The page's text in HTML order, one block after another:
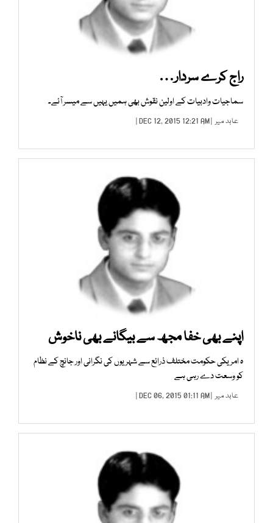
راج کرے سردار…
سماجیات وادبیات کے اولین نقوش بھی ہمیں یہیں سے میسر آئے۔
عابد میر | DEC 12, 2015 12:21 AM |
اپنے بھی خفا مجھ سے بیگانے بھی ناخوش
ہ امریکی حکومت مختلف ذرائع سے شہریوں کی نگرانی اور جانچ کے نظام
کو وسعت دے رہی ہے
عابد میر | DEC 06, 2015 01:11 AM |